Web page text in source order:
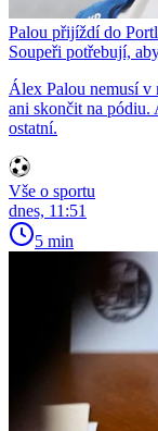
Palou přijíždí do
Soupeři potřebují,
Álex Palou nemusí v
ani skončit na pódiu.
ostatní.
Vše o sportu
dnes, 11:51
5 min